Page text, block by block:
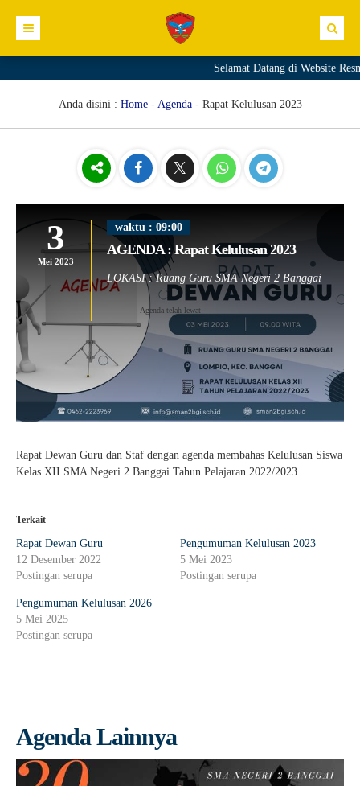
Sambutan Kepala Sekolah
Sejarah Sekolah
Visi Sekolah
Struktur Organisasi
Komite Sekolah
Fasilitas
Direktori
GTK
Kurikulum
Materi+Tugas
Galeri
Ekskul
Pengumuman
Agenda
Blog
Editorial
Link
E.GTK
Dapodik PTK
SIM PKB
Merdeka Mengajar
Guru Belajar
Guru Berbagi
Selamat Datang di Website
Anda disini : Home- Agenda- Rapat Kelulusan 2023
3
Mei 2023
waktu : 09:00
AGENDA : Rapat Kelulusan 2023
LOKASI : Ruang Guru SMA Negeri 2 Banggai
Agenda telah lewat
Rapat Dewan Guru dan Staf dengan agenda membahas Kelulusan Siswa
Kelas XII SMA Negeri 2 Banggai Tahun Pelajaran 2022/2023
Terkait
Rapat Dewan Guru
12 Desember 2022
Postingan serupa
Pengumuman Kelulusan 2023
5 Mei 2023
Postingan serupa
Pengumuman Kelulusan 2026
5 Mei 2025
Postingan serupa
Agenda Lainnya